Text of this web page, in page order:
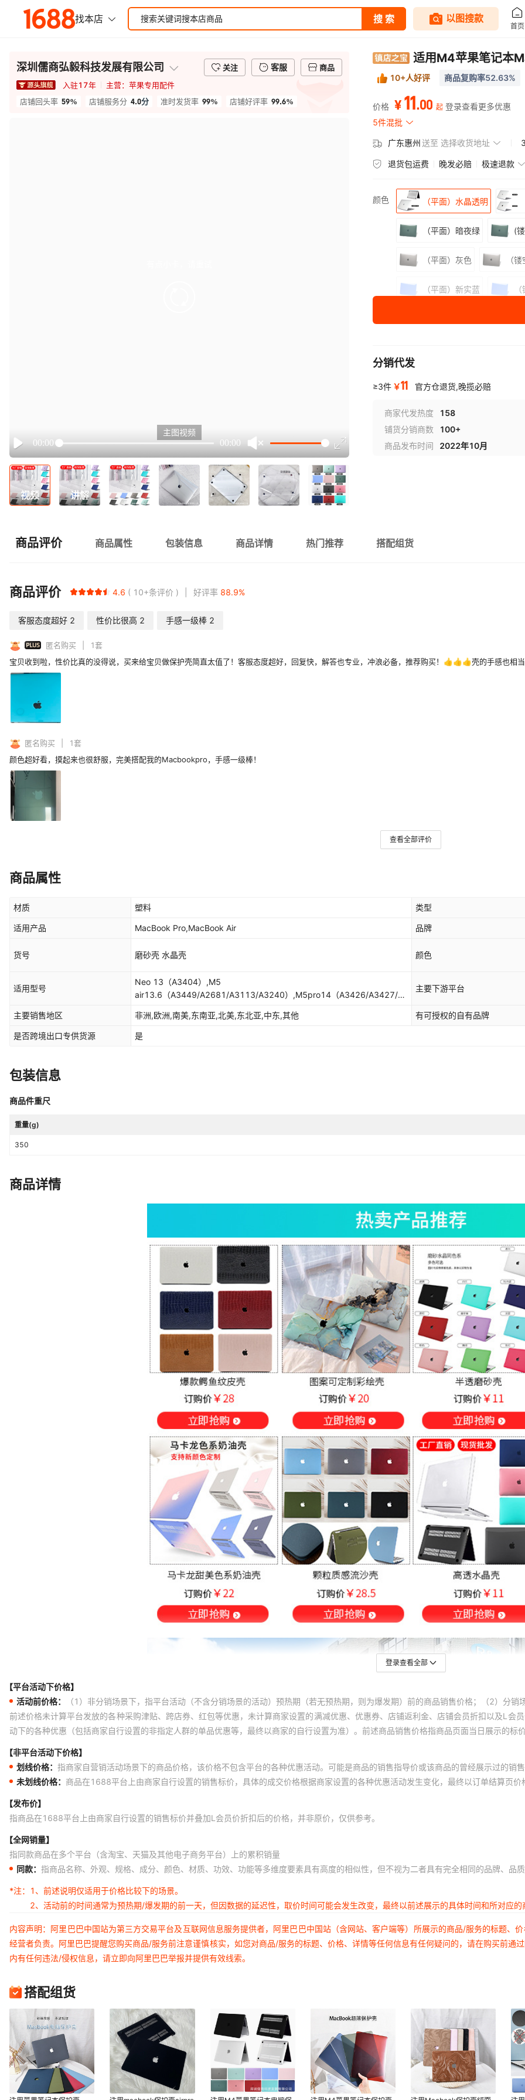
深圳儒商弘毅科技发展有限公司 关注 客服
商品
入驻17年 主营：苹果专用配件
店铺回头率 59% 店铺服务分 4.0分 准时发货率 99% 店铺好评率 99.6%
Play
00:00 00:00
主图视频 讲解
视频 讲解
适用M4苹果笔记本
10+人好评 商品复购率52.63%
价格 ¥11.00 起 登录查看更多优惠
5件混批
广东惠州送至 选择收货地址
退货包运费 晚发必赔 极速退款
颜色 （平面）水晶透明
（平面）暗夜绿 (
（平面）灰色 （
（平面）新实蓝
型号
M5 air15.3（A3448/A2941/
15.4 Pro Retina (A1398)
分销代发
≥3件 ￥11 官方仓退货,晚揽必赔
商家代发热度 158
铺货分销商数
100+
商品发布时间
2022年10月
商品评价 商品属性 包装信息 商品详情 热门推荐 搭配组货
商品评价 4.6 10+条评价 好评率 88.9%
客服态度超好 2 性价比很高 2 手感一级棒 2
PLUS 匿名购买 1套
宝贝收到啦，性价比真的没得说，买来给宝贝做保护壳简直太值了！客服态度超好，回复快，解答也专业，冲浪必备，推荐购买！👍👍👍壳的手感也相当
匿名购买 1套
颜色超好看，摸起来也很舒服，完美搭配我的Macbookpro，手感一级棒！
查看全部评价
商品属性
材质 塑料 类型
适用产品 MacBook Pro,MacBook Air 品牌
货号 磨砂壳 水晶壳 颜色
适用型号
Neo 13（A3404）,M5
air13.6（A3449/A2681/A3113/A3240）,M5pro14（A3426/A3427/A
air15.3（A3448/A2941/A3114/A3241）,M5
pro16（A3428/A3429/A3403/A3186/A2291/A2485/A2780,2020
主要下游平台
主要销售地区 非洲,欧洲,南美,东南亚,北美,东北亚,中东,其他 有可授权的自有品牌
是否跨境出口专供货源 是
包装信息
商品件重尺
重量(g)
350
商品详情
登录查看全部
【平台活动下价格】
活动前价格：
（1）非分销场景下，指平台活动（不含分销场景的活动）预热期（若无预热期，则为爆发期）前的商品销售价格；（2）分
前述价格未计算平台发放的各种采购津贴、跨店券、红包等优惠，未计算商家设置的满减优惠、优惠券、店铺返利金、店铺会员折扣以及L会
动下的各种优惠（包括商家自行设置的非指定人群的单品优惠等，最终以商家的自行设置为准）。前述商品销售价格指商品页面当日展示的标
【非平台活动下价格】
划线价格： 指商家自营销活动场景下的商品价格，该价格不包含平台的各种优惠活动。可能是商品的销售指导价或该商品的曾经展示过的销售
未划线价格： 商品在1688平台上由商家自行设置的销售标价，具体的成交价格根据商家设置的各种优惠活动发生变化，最终以订单结算页价
【发布价】
指商品在1688平台上由商家自行设置的销售标价并叠加L会员价折扣后的价格，并非原价，仅供参考。
【全网销量】
指同款商品在多个平台（含淘宝、天猫及其他电子商务平台）上的累积销量
同款： 指商品名称、外观、规格、成分、颜色、材质、功效、功能等多维度要素具有高度的相似性，但不视为二者具有完全相同的品牌、品质
*注：
1、前述说明仅适用于价格比较下的场景。
2、活动前的时间通常为预热期/爆发期的前一天，但因数据的延迟性，取价时间可能会发生改变，最终以前述展示的具体时间和所对应的
内容声明：阿里巴巴中国站为第三方交易平台及互联网信息服务提供者，阿里巴巴中国站（含网站、客户端等）所展示的商品/服务的标题、
经营者负责。阿里巴巴提醒您购买商品/服务前注意谨慎核实，如您对商品/服务的标题、价格、详情等任何信息有任何疑问的，请在购买前通
内有任何违法/侵权信息，请立即向阿里巴巴举报并提供有效线索。
搭配组货